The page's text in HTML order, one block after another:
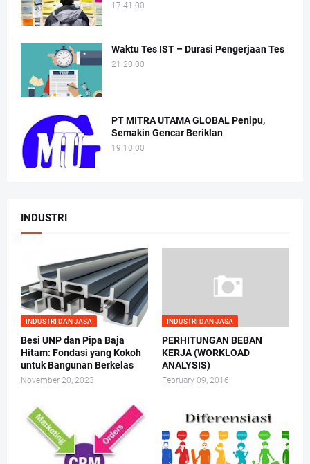
17.41.00
Waktu Tes IST – Durasi Pengerjaan Tes
21.20.00
PT MITRA UTAMA GLOBAL Penipu,
Semakin Gencar Beriklan
19.10.00
INDUSTRI
INDUSTRI DAN JASA
Besi UNP dan Pipa Baja
Hitam: Fondasi yang Kokoh
untuk Bangunan Berkelas
November 20, 2023
INDUSTRI DAN JASA
PERHITUNGAN BEBAN
KERJA (WORKLOAD
ANALYSIS)
February 09, 2016